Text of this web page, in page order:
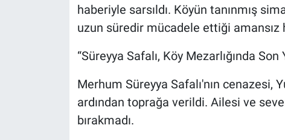
haberiyle sarsıldı. Köyün tanınmış
uzun süredir mücadele ettiği amansız
“Süreyya Safalı, Köy Mezarlığında
Merhum Süreyya Safalı'nın cenazesi,
ardından toprağa verildi. Ailesi ve
bırakmadı.